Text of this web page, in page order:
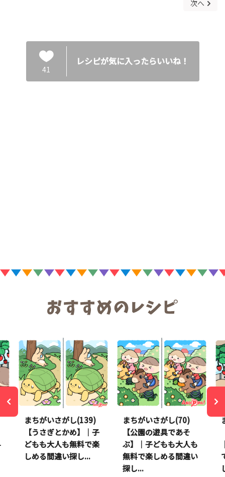
次へ
41
レシピが気に入ったらいいね！
まちがいさがし(139)
【うさぎとかめ】｜子
どもも大人も無料で楽
しめる間違い探し...
まちがいさがし(70)
【公園の遊具であそ
ぶ】｜子どもも大人も
無料で楽しめる間違い
探し...